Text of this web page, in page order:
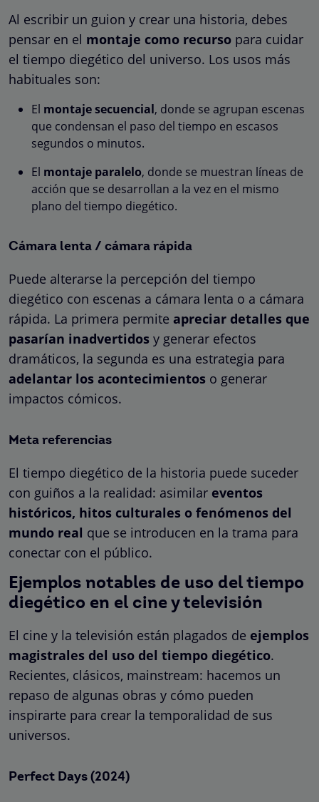
Al escribir un guion y crear una historia, debes
pensar en el montaje como recurso para cuidar
el tiempo diegético del universo. Los usos más
habituales son:
El montaje secuencial, donde se agrupan escenas
que condensan el paso del tiempo en escasos
segundos o minutos.
El montaje paralelo, donde se muestran líneas de
acción que se desarrollan a la vez en el mismo
plano del tiempo diegético.
Cámara lenta / cámara rápida
Puede alterarse la percepción del tiempo
diegético con escenas a cámara lenta o a cámara
rápida. La primera permite apreciar detalles que
pasarían inadvertidos y generar efectos
dramáticos, la segunda es una estrategia para
adelantar los acontecimientos o generar
impactos cómicos.
Meta referencias
El tiempo diegético de la historia puede suceder
con guiños a la realidad: asimilar eventos
históricos, hitos culturales o fenómenos del
mundo real que se introducen en la trama para
conectar con el público.
Ejemplos notables de uso del tiempo
diegético en el cine y televisión
El cine y la televisión están plagados de ejemplos
magistrales del uso del tiempo diegético.
Recientes, clásicos, mainstream: hacemos un
repaso de algunas obras y cómo pueden
inspirarte para crear la temporalidad de sus
universos.
Perfect Days (2024)